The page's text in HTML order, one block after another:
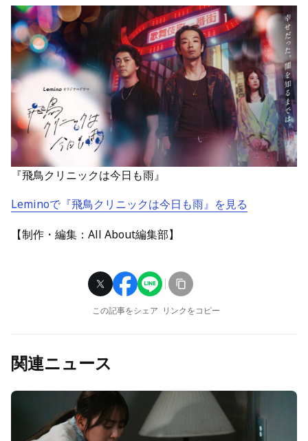
『飛鳥クリニックは今日も雨』
Leminoで『飛鳥クリニックは今日も雨』を見る
【制作・編集：All About編集部】
この記事をシェア リンクをコピー
関連ニュース